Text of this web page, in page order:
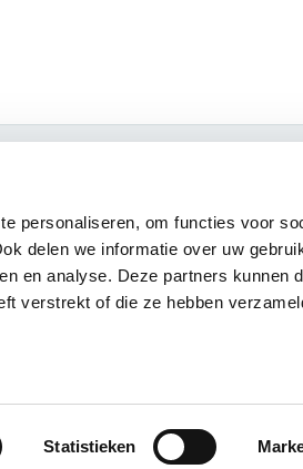
personaliseren, om functies voor
delen we informatie over uw
en analyse. Deze partners kunnen
verstrekt of die ze hebben
Statistieken
blijven van alle Storax
u dan aan voor onze